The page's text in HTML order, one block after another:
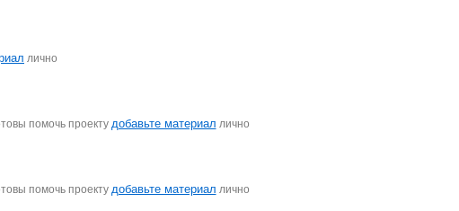
лично
помочь проекту добавьте материал лично
помочь проекту добавьте материал лично